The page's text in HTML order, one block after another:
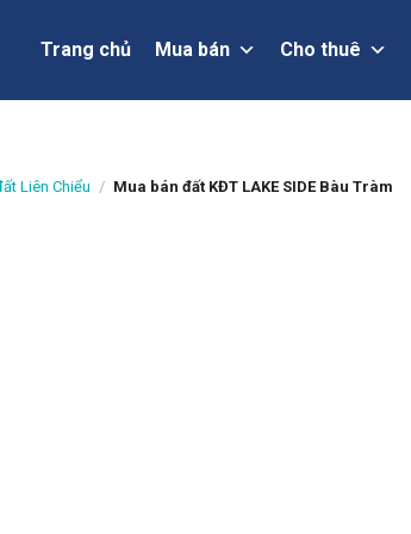
Trang chủ Mua bán Cho thuê
Liên Chiểu / Mua bán đất KĐT LAKE SIDE Bàu Tràm